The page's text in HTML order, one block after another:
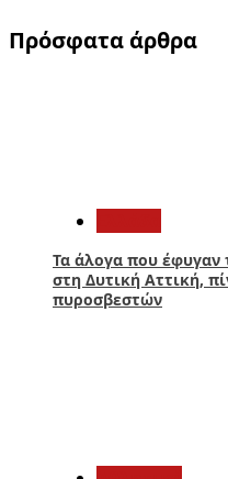
Πρόσφατα άρθρα
Τα άλογα που έφυγαν
στη Δυτική Αττική,
πυροσβεστών